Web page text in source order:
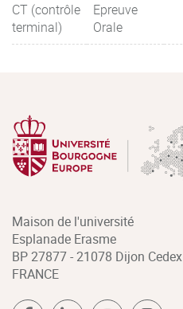
CT (contrôle
terminal)
Epreuve
Orale
Maison de l'université
Esplanade Erasme
BP 27877 - 21078 Dijon Cedex
FRANCE